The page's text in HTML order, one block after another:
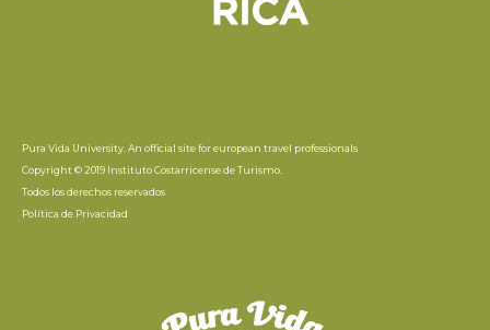
Pura Vida University. An official site for european travel professionals
Copyright © 2019 Instituto Costarricense de Turismo.
Todos los derechos reservados
Política de Privacidad